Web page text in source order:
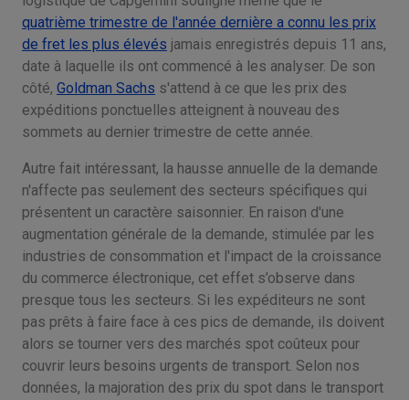
quatrième trimestre de l'année dernière a connu les prix
de fret les plus élevés jamais enregistrés depuis 11 ans,
date à laquelle ils ont commencé à les analyser. De son
côté, Goldman Sachs s'attend à ce que les prix des
expéditions ponctuelles atteignent à nouveau des
sommets au dernier trimestre de cette année.
Autre fait intéressant, la hausse annuelle de la demande
n'affecte pas seulement des secteurs spécifiques qui
présentent un caractère saisonnier. En raison d'une
augmentation générale de la demande, stimulée par les
industries de consommation et l'impact de la croissance
du commerce électronique, cet effet s’observe dans
presque tous les secteurs. Si les expéditeurs ne sont
pas prêts à faire face à ces pics de demande, ils doivent
alors se tourner vers des marchés spot coûteux pour
couvrir leurs besoins urgents de transport. Selon nos
données, la majoration des prix du spot dans le transport